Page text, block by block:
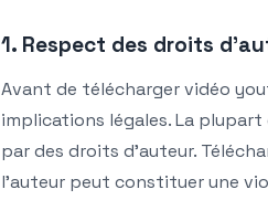
1. Respect des droits
Avant de télécharger vidéo
implications légales. La
par des droits d’auteur.
l’auteur peut constituer une